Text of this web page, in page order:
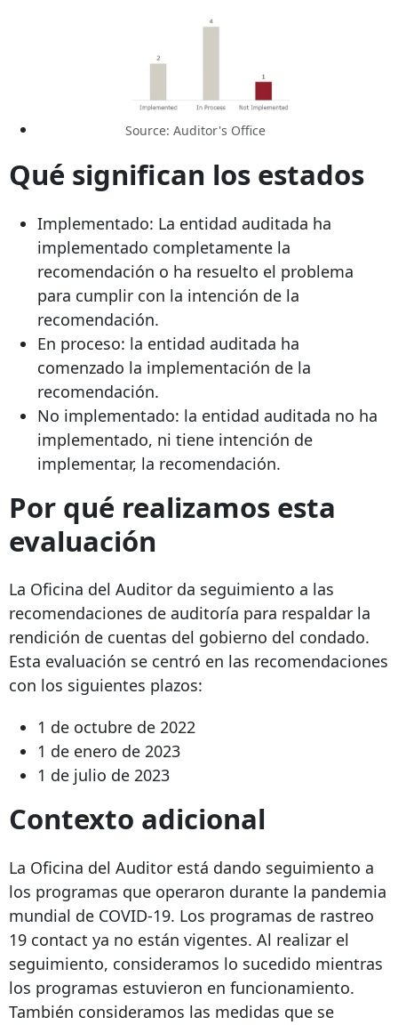
Source: Auditor's Office
Qué significan los estados
Implementado: La entidad auditada ha
implementado completamente la
recomendación o ha resuelto el problema
para cumplir con la intención de la
recomendación.
En proceso: la entidad auditada ha
comenzado la implementación de la
recomendación.
No implementado: la entidad auditada no ha
implementado, ni tiene intención de
implementar, la recomendación.
Por qué realizamos esta
evaluación
La Oficina del Auditor da seguimiento a las
recomendaciones de auditoría para respaldar la
rendición de cuentas del gobierno del condado.
Esta evaluación se centró en las recomendaciones
con los siguientes plazos:
1 de octubre de 2022
1 de enero de 2023
1 de julio de 2023
Contexto adicional
La Oficina del Auditor está dando seguimiento a
los programas que operaron durante la pandemia
mundial de COVID-19. Los programas de rastreo
19 contact ya no están vigentes. Al realizar el
seguimiento, consideramos lo sucedido mientras
los programas estuvieron en funcionamiento.
También consideramos las medidas que se